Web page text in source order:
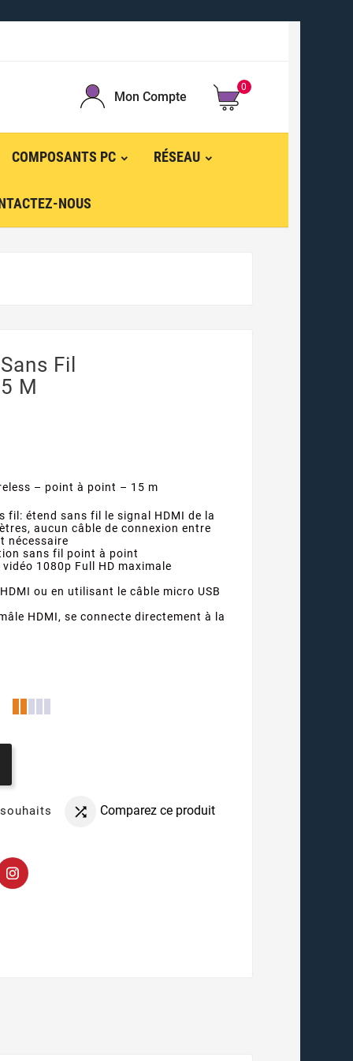
Mon Compte
0
COMPOSANTS PC RÉSEAU
NOUS
Fil
M
– point à point – 15 m
fil: étend sans fil le signal HDMI de la
aucun câble de connexion entre
nécessaire
sans fil point à point
1080p Full HD maximale
ou en utilisant le câble micro USB
HDMI, se connecte directement à la
 Comparez ce produit